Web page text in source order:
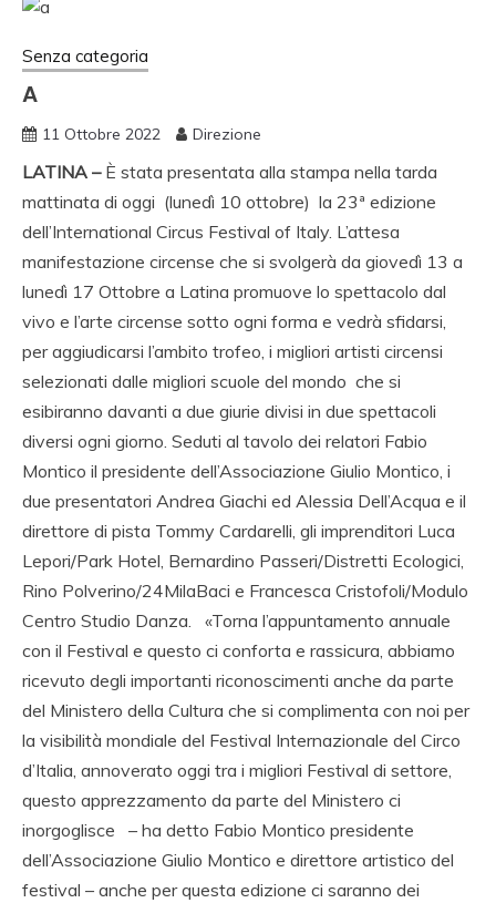
Senza categoria
A
11 Ottobre 2022 Direzione
LATINA –È stata presentata alla stampa nella tarda
mattinata di oggi (lunedì 10 ottobre) la 23ª edizione
dell’International Circus Festival of Italy. L’attesa
manifestazione circense che si svolgerà da giovedì 13 a
lunedì 17 Ottobre a Latina promuove lo spettacolo dal
vivo e l’arte circense sotto ogni forma e vedrà sfidarsi,
per aggiudicarsi l’ambito trofeo, i migliori artisti circensi
selezionati dalle migliori scuole del mondo che si
esibiranno davanti a due giurie divisi in due spettacoli
diversi ogni giorno. Seduti al tavolo dei relatori Fabio
Montico il presidente dell’Associazione Giulio Montico, i
due presentatori Andrea Giachi ed Alessia Dell’Acqua e il
direttore di pista Tommy Cardarelli, gli imprenditori Luca
Lepori/Park Hotel, Bernardino Passeri/Distretti Ecologici,
Rino Polverino/24MilaBaci e Francesca Cristofoli/Modulo
Centro Studio Danza. «Torna l’appuntamento annuale
con il Festival e questo ci conforta e rassicura, abbiamo
ricevuto degli importanti riconoscimenti anche da parte
del Ministero della Cultura che si complimenta con noi per
la visibilità mondiale del Festival Internazionale del Circo
d’Italia, annoverato oggi tra i migliori Festival di settore,
questo apprezzamento da parte del Ministero ci
inorgoglisce – ha detto Fabio Montico presidente
dell’Associazione Giulio Montico e direttore artistico del
festival – anche per questa edizione ci saranno dei